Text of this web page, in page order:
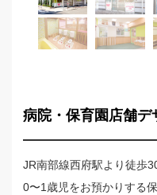
病院・保育園店舗デ
JR南部線西府駅より徒歩
0〜1歳児をお預かりする